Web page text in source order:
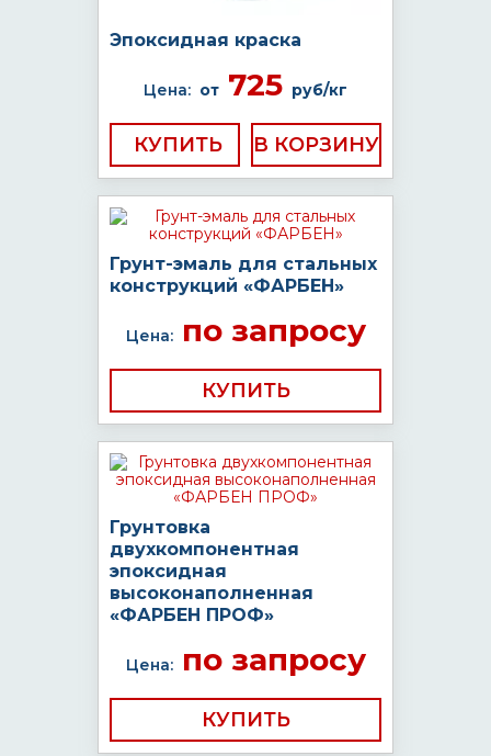
Эпоксидная краска
Цена: от 725 руб/кг
КУПИТЬ
Грунт-эмаль для стальных
конструкций «ФАРБЕН»
Цена:по запросу
КУПИТЬ
Грунтовка
двухкомпонентная
эпоксидная
высоконаполненная
«ФАРБЕН ПРОФ»
Цена:по запросу
КУПИТЬ